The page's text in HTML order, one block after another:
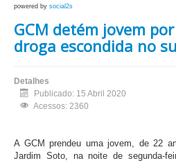
powered by social2s
GCM detém jovem
droga escondida no
Detalhes
Publicado: 15 Abril 2020
Acessos: 2360
A GCM prendeu uma jovem, de 22
Jardim Soto, na noite de segunda-